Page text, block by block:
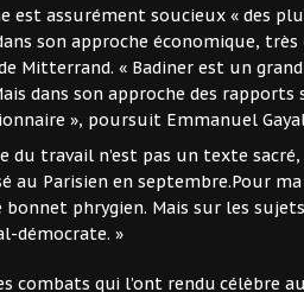
est assurément soucieux « des
son approche économique, très
Mitterrand. « Badiner est un
dans son approche des rapports
», poursuit Emmanuel
du travail n’est pas un texte
au Parisien en septembre.Pour
phrygien. Mais sur les
démocrate. »
combats qui l’ont rendu célèbre